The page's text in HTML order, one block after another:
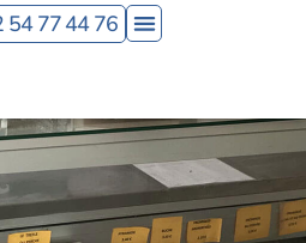
54 77 44 76